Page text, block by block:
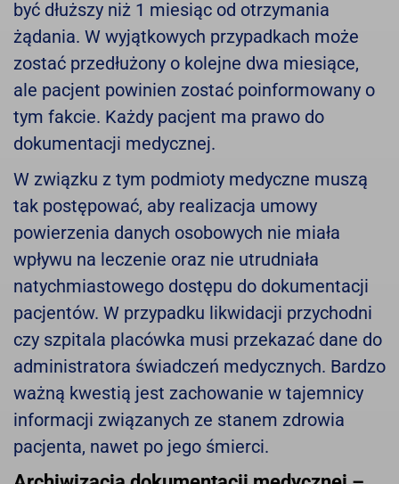
być dłuższy niż 1 miesiąc od otrzymania
żądania. W wyjątkowych przypadkach może
zostać przedłużony o kolejne dwa miesiące,
ale pacjent powinien zostać poinformowany o
tym fakcie. Każdy pacjent ma prawo do
dokumentacji medycznej.
W związku z tym podmioty medyczne muszą
tak postępować, aby realizacja umowy
powierzenia danych osobowych nie miała
wpływu na leczenie oraz nie utrudniała
natychmiastowego dostępu do dokumentacji
pacjentów. W przypadku likwidacji przychodni
czy szpitala placówka musi przekazać dane do
administratora świadczeń medycznych. Bardzo
ważną kwestią jest zachowanie w tajemnicy
informacji związanych ze stanem zdrowia
pacjenta, nawet po jego śmierci.